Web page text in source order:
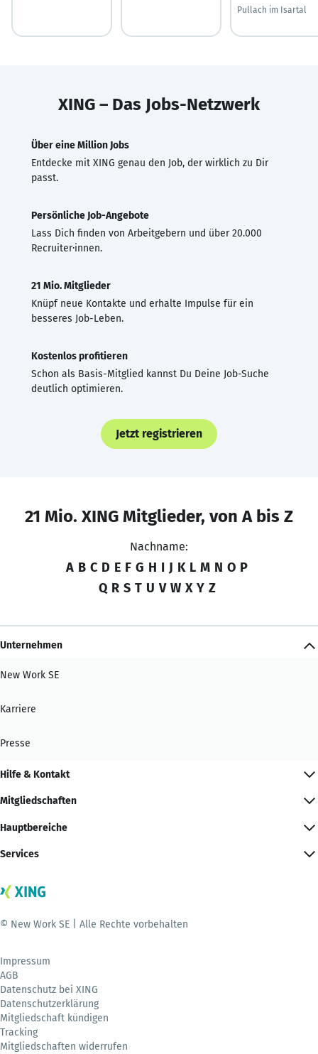
Pullach im Isartal
XING – Das Jobs-Netzwerk
Über eine Million Jobs
Entdecke mit XING genau den Job, der wirklich zu Dir
passt.
Persönliche Job-Angebote
Lass Dich finden von Arbeitgebern und über 20.000
Recruiter·innen.
21 Mio. Mitglieder
Knüpf neue Kontakte und erhalte Impulse für ein
besseres Job-Leben.
Kostenlos profitieren
Schon als Basis-Mitglied kannst Du Deine Job-Suche
deutlich optimieren.
Jetzt registrieren
21 Mio. XING Mitglieder, von A bis Z
Nachname:
A B C D E F G H I J K L M N O P
Q R S T U V W X Y Z
Unternehmen
New Work SE
Karriere
Presse
Hilfe & Kontakt
Mitgliedschaften
Hauptbereiche
Services
© New Work SE | Alle Rechte vorbehalten
Impressum
AGB
Datenschutz bei XING
Datenschutzerklärung
Mitgliedschaft kündigen
Tracking
Mitgliedschaften widerrufen